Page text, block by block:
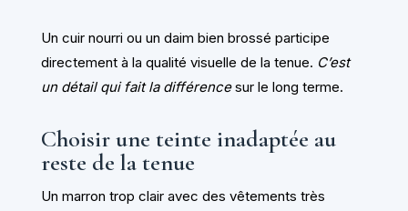
Un cuir nourri ou un daim bien brossé participe
directement à la qualité visuelle de la tenue. C’est
un détail qui fait la différencesur le long terme.
Choisir une teinte inadaptée au
reste de la tenue
Un marron trop clair avec des vêtements très